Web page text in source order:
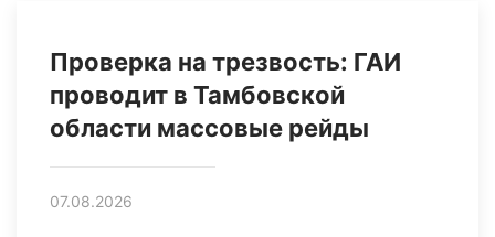
Проверка на трезвость: ГАИ
проводит в Тамбовской
области массовые рейды
07.08.2026